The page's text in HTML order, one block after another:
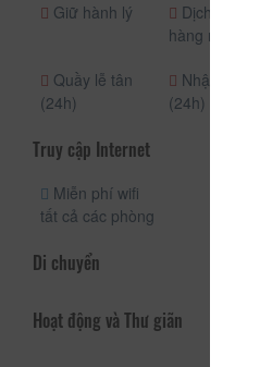
Giữ hành lý
Dịch vụ phòng
hàng ngày
Quầy lễ tân
(24h)
Nhận phòng
(24h)
Truy cập Internet
Miễn phí wifi
tất cả các phòng
Di chuyển
Hoạt động và Thư giãn